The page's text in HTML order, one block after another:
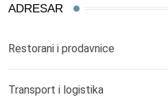
ADRESAR
Restorani i prodavnice
Transport i logistika